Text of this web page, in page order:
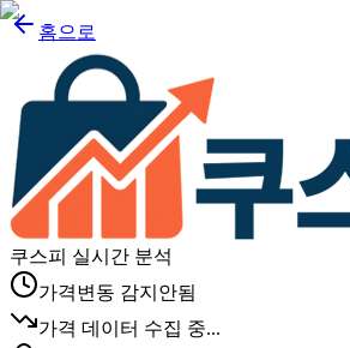
홈으로
쿠스피 실시간 분석
가격변동 감지안됨
가격 데이터 수집 중...